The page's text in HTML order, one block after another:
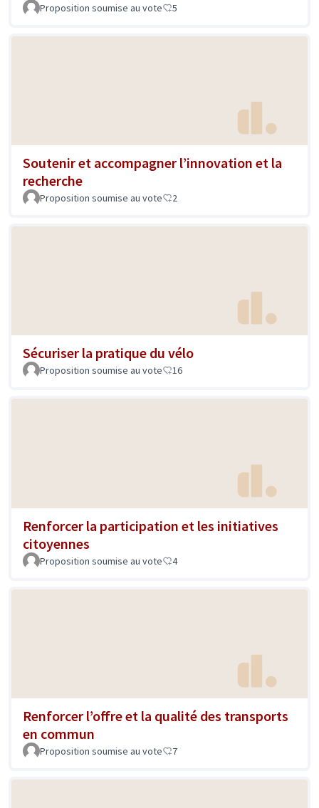
Proposition soumise au vote 5
Soutenir et accompagner l’innovation et la
recherche
Proposition soumise au vote 2
Sécuriser la pratique du vélo
Proposition soumise au vote 16
Renforcer la participation et les initiatives
citoyennes
Proposition soumise au vote 4
Renforcer l’offre et la qualité des transports
en commun
Proposition soumise au vote 7